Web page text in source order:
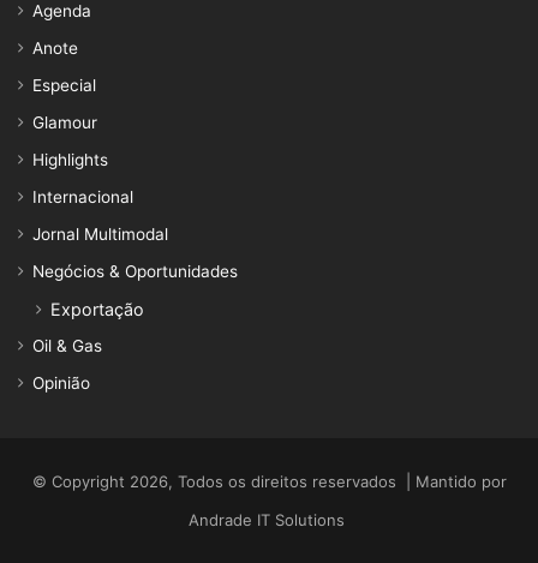
Agenda
Anote
Especial
Glamour
Highlights
Internacional
Jornal Multimodal
Negócios & Oportunidades
Exportação
Oil & Gas
Opinião
© Copyright 2026, Todos os direitos reservados | Mantido por
Andrade IT Solutions